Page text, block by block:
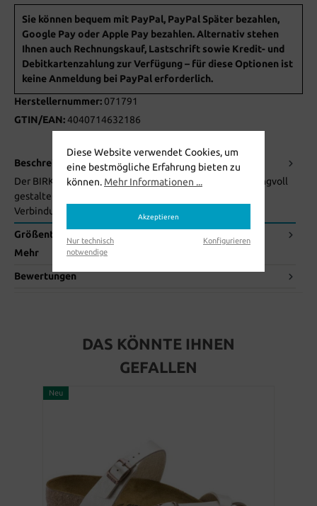
Sie können bequem mit PayPal, PayPal Später bezahlen,
Google Pay oder Apple Pay bezahlen. Alternativ stehen
Ihnen auch Rechnungskauf, Lastschrift sowie Kredit- und
Debitkartenzahlung zur Verfügung – für diese Optionen ist
keine Anmeldung bei PayPal erforderlich.
Herstellernummer: 071791
GTIN/EAN:4040714632186
Beschreibung
Der BIRKENSTOCK Zehentrenner Mayari ist eine schwungvoll
gestaltete Sandale mit Zehenschlaufe. Die gelungene
Verbindung von…
Größentabelle
Mehr
Bewertungen
DAS KÖNNTE IHNEN
GEFALLEN
Neu
Diese Website verwendet Cookies, um
eine bestmögliche Erfahrung bieten zu
können. Mehr Informationen ...
Akzeptieren
Nur technisch
notwendige
Konfigurieren